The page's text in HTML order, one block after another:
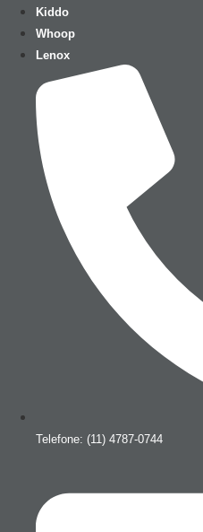
para
conteúdo
Kiddo
Whoop
Lenox
Telefone: (11) 4787-0744